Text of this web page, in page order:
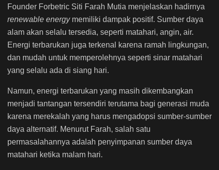
Founder Forbetric Siti Farah Mutia menjelaskan hadirnya
renewable energy memiliki dampak positif. Sumber daya
alam akan selalu tersedia, seperti matahari, angin, air.
Energi terbarukan juga terkenal karena ramah lingkungan,
dan mudah untuk memperolehnya seperti sinar matahari
yang selalu ada di siang hari.
Namun, energi terbarukan yang masih dikembangkan
menjadi tantangan tersendiri terutama bagi generasi muda
karena merekalah yang harus mengadopsi sumber-sumber
daya alternatif. Menurut Farah, salah satu
permasalahannya adalah penyimpanan sumber daya
matahari ketika malam hari.